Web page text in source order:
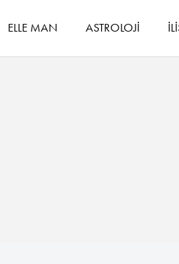
ELLE MAN ASTROLOJİ